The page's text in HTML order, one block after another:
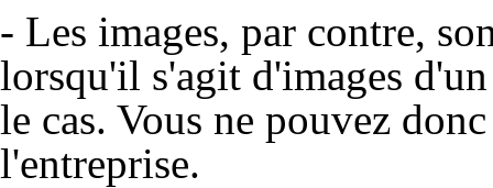
- Les images, par contre,
lorsqu'il s'agit d'images
le cas. Vous ne pouvez
l'entreprise.